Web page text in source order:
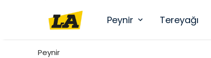
Peynir Tereyağı
Peynir